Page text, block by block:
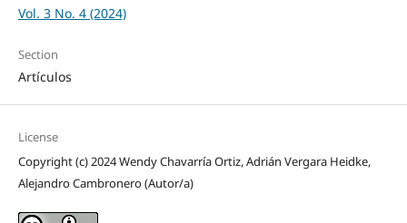
Vol. 3 No. 4 (2024)
Section
Artículos
License
Copyright (c) 2024 Wendy Chavarría Ortiz, Adrián Vergara Heidke,
Alejandro Cambronero (Autor/a)